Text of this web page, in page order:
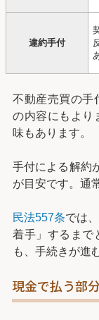
違約手付
不動産売買の手
の内容にもより
味もあります。
手付による解約
が目安です。通
民法557条では
着手」するまで
も、手続きが進
現金で払う部